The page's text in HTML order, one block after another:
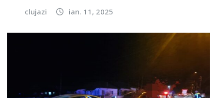
clujazi ian. 11, 2025